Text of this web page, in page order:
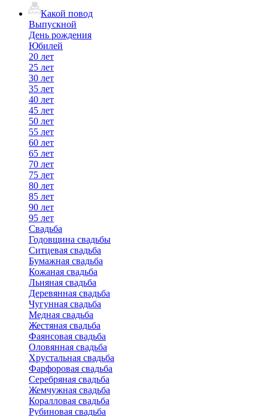
Какой повод
Выпускной
День рождения
Юбилей
20 лет
25 лет
30 лет
35 лет
40 лет
45 лет
50 лет
55 лет
60 лет
65 лет
70 лет
75 лет
80 лет
85 лет
90 лет
95 лет
Свадьба
Годовщина свадьбы
Ситцевая свадьба
Бумажная свадьба
Кожаная свадьба
Льняная свадьба
Деревянная свадьба
Чугунная свадьба
Медная свадьба
Жестяная свадьба
Фаянсовая свадьба
Оловянная свадьба
Хрустальная свадьба
Фарфоровая свадьба
Серебряная свадьба
Жемчужная свадьба
Коралловая свадьба
Рубиновая свадьба